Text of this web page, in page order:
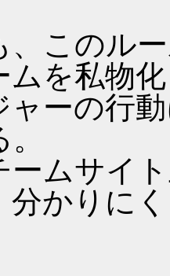
このル
ムを私物
ャーの行
ムサイ
分かりに